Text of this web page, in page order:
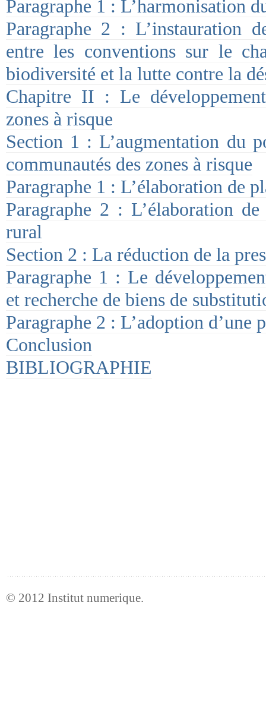
Paragraphe 1 : L’harmonisation
Paragraphe 2 : L’instauration
entre les conventions sur le
biodiversité et la lutte contre la
Chapitre II : Le
zones à risque
Section 1 : L’augmentation du
communautés des zones à risque
Paragraphe 1 : L’élaboration de
Paragraphe 2 : L’élaboration
rural
Section 2 : La réduction de la
Paragraphe 1 : Le
et recherche de biens de
Paragraphe 2 : L’adoption
Conclusion
BIBLIOGRAPHIE
© 2012 Institut numerique